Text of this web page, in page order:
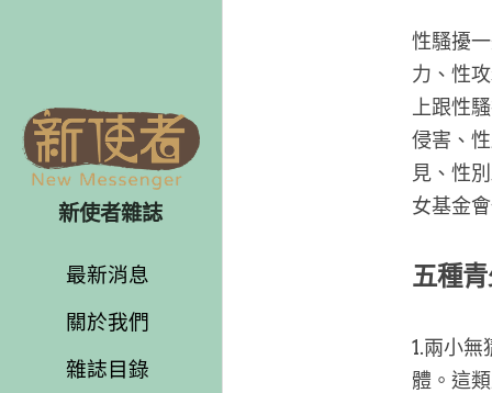
新使者雜誌
最新消息
關於我們
雜誌目錄
性騷擾
力、性
上跟性
侵害、
見、性
女基金
五種
1.兩小
體。這